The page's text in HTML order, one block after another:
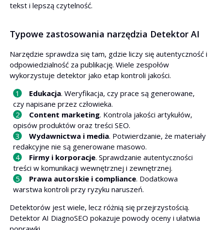
tekst i lepszą czytelność.
Typowe zastosowania narzędzia Detektor AI
Narzędzie sprawdza się tam, gdzie liczy się autentyczność i
odpowiedzialność za publikację. Wiele zespołów
wykorzystuje detektor jako etap kontroli jakości.
Edukacja. Weryfikacja, czy prace są generowane,
czy napisane przez człowieka.
Content marketing. Kontrola jakości artykułów,
opisów produktów oraz treści SEO.
Wydawnictwa i media. Potwierdzanie, że materiały
redakcyjne nie są generowane masowo.
Firmy i korporacje. Sprawdzanie autentyczności
treści w komunikacji wewnętrznej i zewnętrznej.
Prawa autorskie i compliance. Dodatkowa
warstwa kontroli przy ryzyku naruszeń.
Detektorów jest wiele, lecz różnią się przejrzystością.
Detektor AI DiagnoSEO pokazuje powody oceny i ułatwia